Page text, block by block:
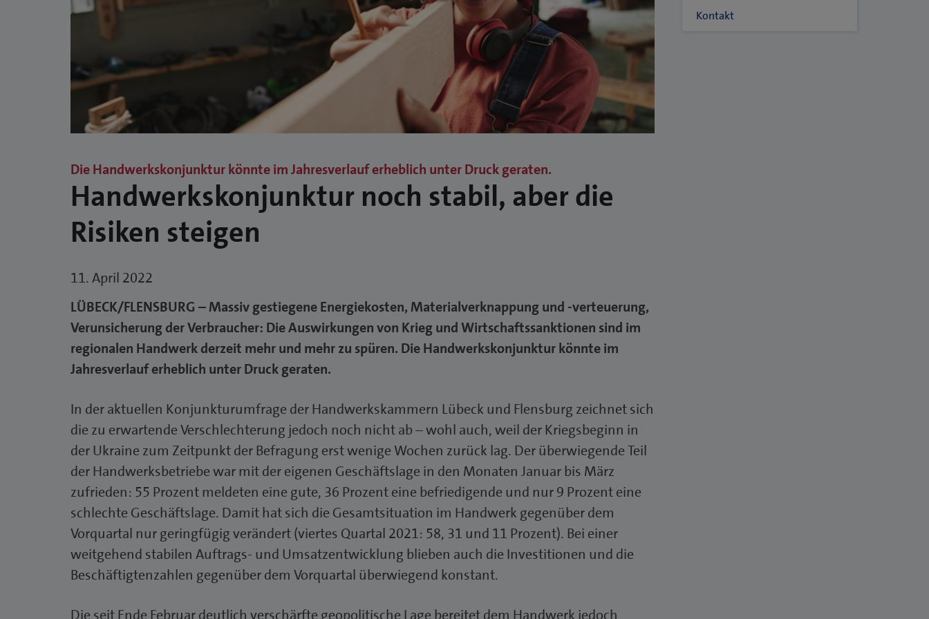
Kontakt
Die Handwerkskonjunktur könnte im Jahresverlauf erheblich unter Druck geraten.
Handwerkskonjunktur noch stabil, aber die
Risiken steigen
11. April 2022
LÜBECK/FLENSBURG – Massiv gestiegene Energiekosten, Materialverknappung und -verteuerung,
Verunsicherung der Verbraucher: Die Auswirkungen von Krieg und Wirtschaftssanktionen sind im
regionalen Handwerk derzeit mehr und mehr zu spüren. Die Handwerkskonjunktur könnte im
Jahresverlauf erheblich unter Druck geraten.
In der aktuellen Konjunkturumfrage der Handwerkskammern Lübeck und Flensburg zeichnet sich
die zu erwartende Verschlechterung jedoch noch nicht ab – wohl auch, weil der Kriegsbeginn in
der Ukraine zum Zeitpunkt der Befragung erst wenige Wochen zurück lag. Der überwiegende Teil
der Handwerksbetriebe war mit der eigenen Geschäftslage in den Monaten Januar bis März
zufrieden: 55 Prozent meldeten eine gute, 36 Prozent eine befriedigende und nur 9 Prozent eine
schlechte Geschäftslage. Damit hat sich die Gesamtsituation im Handwerk gegenüber dem
Vorquartal nur geringfügig verändert (viertes Quartal 2021: 58, 31 und 11 Prozent). Bei einer
weitgehend stabilen Auftrags- und Umsatzentwicklung blieben auch die Investitionen und die
Beschäftigtenzahlen gegenüber dem Vorquartal überwiegend konstant.
Die seit Ende Februar deutlich verschärfte geopolitische Lage bereitet dem Handwerk jedoch